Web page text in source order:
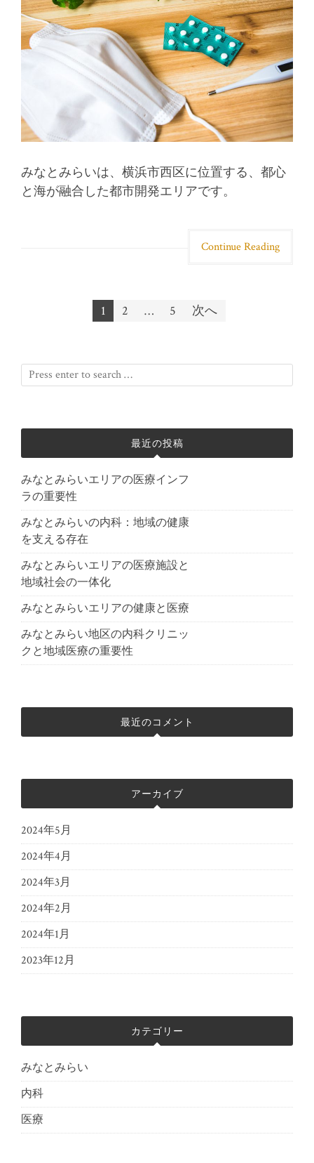
みなとみらいは、横浜市西区に位置する、都心
と海が融合した都市開発エリアです。
Continue Reading
投稿ナビゲーション
1 2 … 5 次へ
最近の投稿
みなとみらいエリアの医療インフ
ラの重要性
みなとみらいの内科：地域の健康
を支える存在
みなとみらいエリアの医療施設と
地域社会の一体化
みなとみらいエリアの健康と医療
みなとみらい地区の内科クリニッ
クと地域医療の重要性
最近のコメント
アーカイブ
2024年5月
2024年4月
2024年3月
2024年2月
2024年1月
2023年12月
カテゴリー
みなとみらい
内科
医療